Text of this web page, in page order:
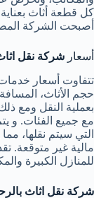
كل قطعة أثاث
أصبحت الشركة
أسعار شركة نقل
تتفاوت أسعار
حجم الأثاث،
بعملية النقل ومع
مع جميع الفئات. و
التي سيتم نقلها،
مالية غير متوقعة.
للمنازل الكبيرة
شركة نقل اثاث